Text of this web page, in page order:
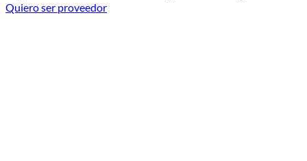
Quiero ser proveedor